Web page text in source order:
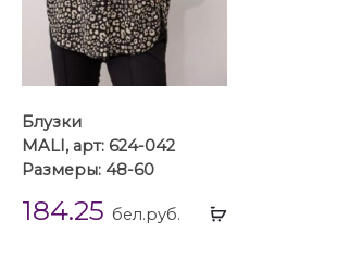
Выбрать
Блузки
MALI, арт: 624-042
Размеры: 48-60
184.25 бел.руб.